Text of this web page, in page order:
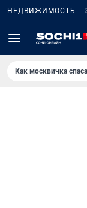
НЕДВИЖИМОСТЬ
Как москвичка